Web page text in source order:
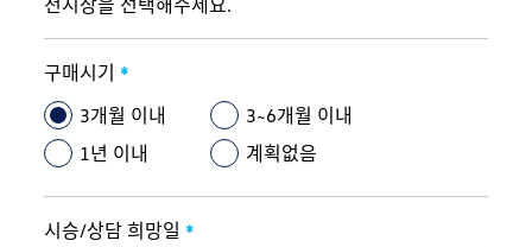
전시장을 선택해주세요.
구매시기 *
3개월 이내
3~6개월 이내
1년 이내
계획없음
시승/상담 희망일 *